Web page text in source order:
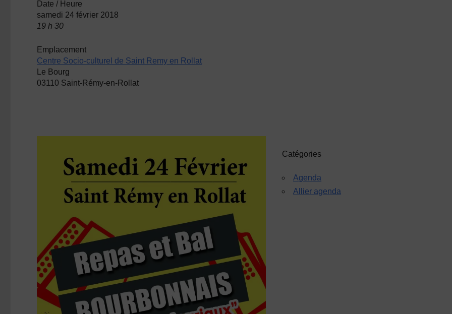
Date / Heure
samedi 24 février 2018
19 h 30
Emplacement
Centre Socio-culturel de Saint Remy en Rollat
Le Bourg
03110 Saint-Rémy-en-Rollat
Catégories
Agenda
Allier agenda